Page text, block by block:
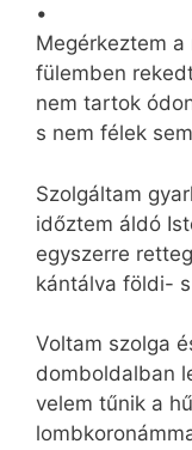
•
Megérkeztem a
fülemben
nem tartok
s nem félek
Szolgáltam
időztem áldó
egyszerre
kántálva földi-
Voltam szolga
domboldalban
velem tűnik a